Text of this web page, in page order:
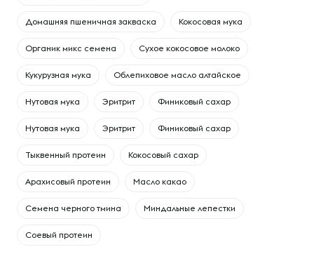
Домашняя пшеничная закваска Кокосовая мука
Органик микс семена Сухое кокосовое молоко
Кукурузная мука Облепиховое масло алтайское
Нутовая мука Эритрит Финиковый сахар
Нутовая мука Эритрит Финиковый сахар
Тыквенный протеин Кокосовый сахар
Арахисовый протеин Масло какао
Семена черного тмина Миндальные лепестки
Соевый протеин